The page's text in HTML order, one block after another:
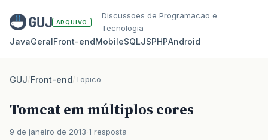
ARQUIVO
Discussoes de Programacao e
Tecnologia
JavaGeralFront‑endMobileSQLJSPHPAndroid
GUJ/Front-end/Topico
Tomcat em múltiplos cores
9 de janeiro de 2013 1 resposta